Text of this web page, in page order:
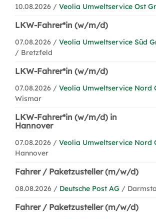
10.08.2026 / Veolia Umweltservice Ost
LKW-Fahrer*in (w/m/d)
07.08.2026 / Veolia Umweltservice Süd
/ Bretzfeld
LKW-Fahrer*in (w/m/d)
07.08.2026 / Veolia Umweltservice Nord
Wismar
LKW-Fahrer*in (w/m/d) in
Hannover
07.08.2026 / Veolia Umweltservice Nord
Hannover
Fahrer / Paketzusteller (m/w/d)
08.08.2026 / Deutsche Post AG /
Fahrer / Paketzusteller (m/w/d)